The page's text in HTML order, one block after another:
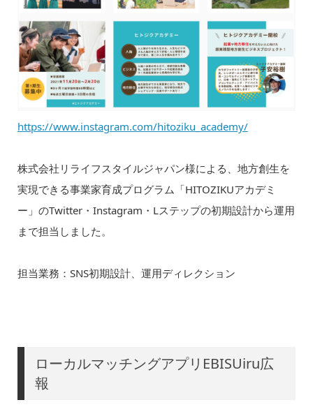
https://www.instagram.com/hitoziku_academy/
株式会社リライフスタイルジャパン様による、地方創生を
実現できる事業家育成プログラム「HITOZIKUアカデミ
ー」のTwitter・Instagram・Lステップの初期設計から運用
まで担当しました。
担当業務：SNS初期設計、運用ディレクション
ローカルマッチングアプリEBISUiru広
報